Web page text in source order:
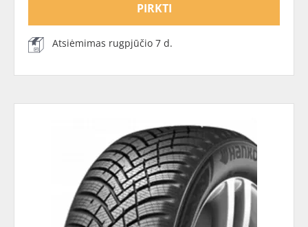
PIRKTI
Atsiėmimas rugpjūčio 7 d.